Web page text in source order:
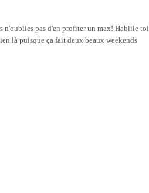
n'oublies pas d'en profiter un max! Habiile toi
là puisque ça fait deux beaux weekends